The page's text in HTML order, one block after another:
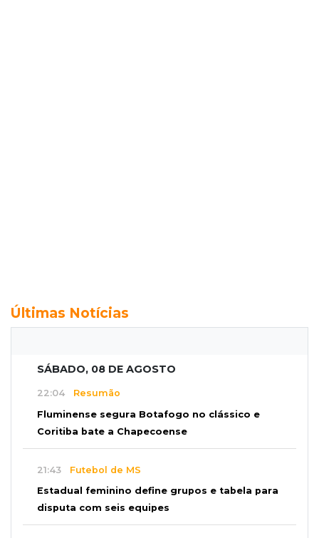
Últimas Notícias
SÁBADO, 08 DE AGOSTO
22:04 Resumão
Fluminense segura Botafogo no clássico e
Coritiba bate a Chapecoense
21:43 Futebol de MS
Estadual feminino define grupos e tabela para
disputa com seis equipes